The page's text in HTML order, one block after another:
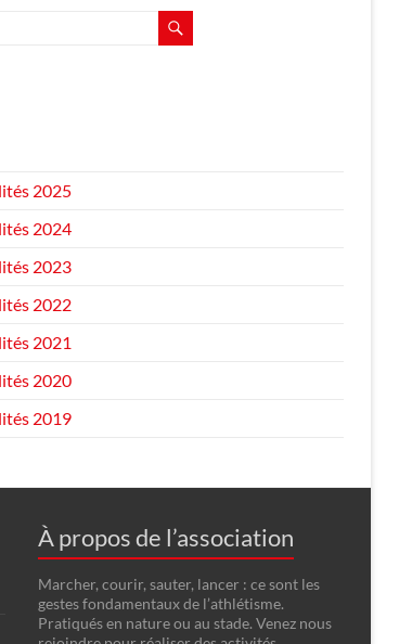
2025
2024
2023
2022
2021
2020
2019
À propos de l’association
Marcher, courir, sauter, lancer : ce sont les
gestes fondamentaux de l’athlétisme.
Pratiqués en nature ou au stade. Venez nous